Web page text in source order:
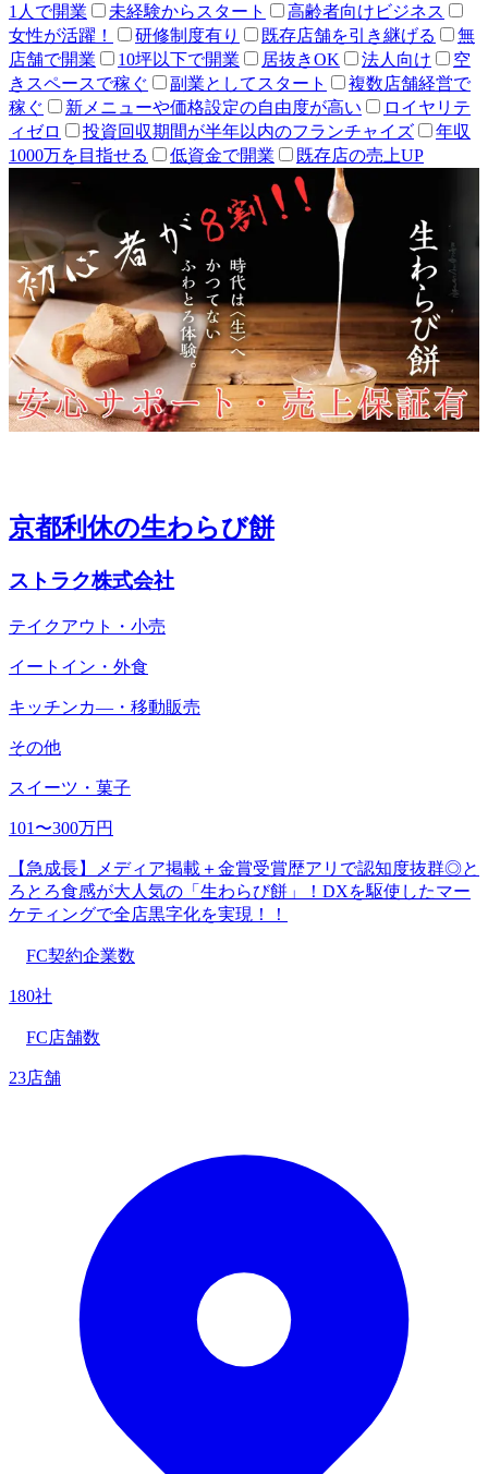
1人で開業
未経験からスタート
高齢者向けビジネス
女性が活躍！
研修制度有り 既存店舗を引き継げる
無
店舗で開業
10坪以下で開業 居抜きOK 法人向け
空
きスペースで稼ぐ
副業としてスタート
複数店舗経営で
稼ぐ
新メニューや価格設定の自由度が高い
ロイヤリテ
ィゼロ
投資回収期間が半年以内のフランチャイズ
年収
1000万を目指せる
低資金で開業 既存店の売上UP
京都利休の生わらび餅
ストラク株式会社
テイクアウト・小売
イートイン・外食
キッチンカ―・移動販売
その他
スイーツ・菓子
101〜300万円
【急成長】メディア掲載＋金賞受賞歴アリで認知度抜群◎と
ろとろ食感が大人気の「生わらび餅」！DXを駆使したマー
ケティングで全店黒字化を実現！！
FC契約企業数
180社
FC店舗数
23店舗